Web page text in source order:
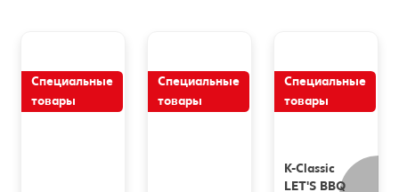
Специальные
товары
Специальные
товары
Специальные
товары
K-Classic
LET'S BBQ